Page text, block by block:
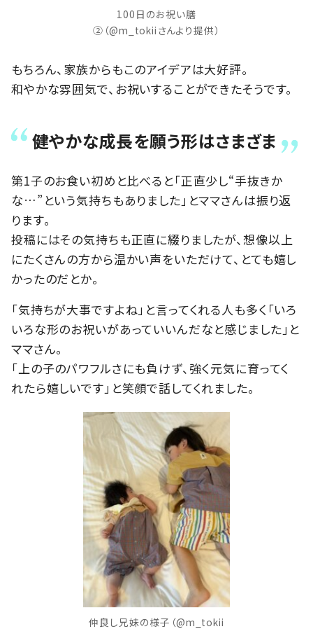
100日のお祝い膳
②（@m_tokiiさんより提供）
もちろん、家族からもこのアイデアは大好評。
和やかな雰囲気で、お祝いすることができたそうです。
健やかな成長を願う形はさまざま
第1子のお食い初めと比べると「正直少し“手抜きか
な…”という気持ちもありました」とママさんは振り返
ります。
投稿にはその気持ちも正直に綴りましたが、想像以上
にたくさんの方から温かい声をいただけて、とても嬉し
かったのだとか。
「気持ちが大事ですよね」と言ってくれる人も多く「いろ
いろな形のお祝いがあっていいんだなと感じました」と
ママさん。
「上の子のパワフルさにも負けず、強く元気に育ってく
れたら嬉しいです」と笑顔で話してくれました。
仲良し兄妹の様子（@m_tokii